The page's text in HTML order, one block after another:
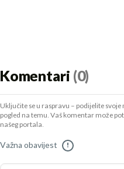
Komentari (0)
Uključite se u raspravu – podijelite
pogled na temu. Vaš komentar može
našeg portala.
Važna obavijest !